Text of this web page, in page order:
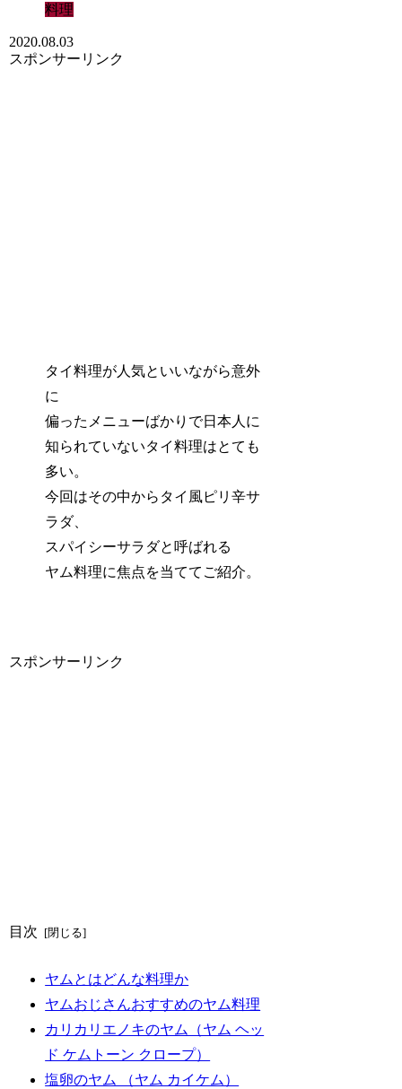
料理
2020.08.03
スポンサーリンク
タイ料理が人気といいながら意外
に
偏ったメニューばかりで日本人に
知られていないタイ料理はとても
多い。
今回はその中からタイ風ピリ辛サ
ラダ、
スパイシーサラダと呼ばれる
ヤム料理に焦点を当ててご紹介。
スポンサーリンク
目次
ヤムとはどんな料理か
ヤムおじさんおすすめのヤム料理
カリカリエノキのヤム（ヤム ヘッ
ド ケムトーン クロープ）
塩卵のヤム （ヤム カイケム）